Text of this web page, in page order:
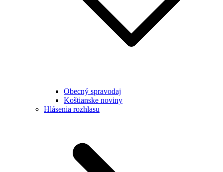
Obecný spravodaj
Koštianske noviny
Hlásenia rozhlasu